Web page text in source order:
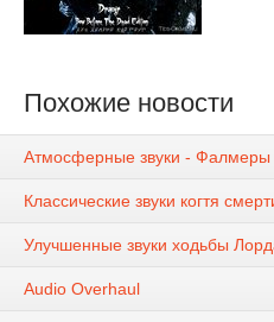
Похожие новости
Атмосферные звуки - Фалмеры
Классические звуки когтя
Улучшенные звуки ходьбы
Audio Overhaul